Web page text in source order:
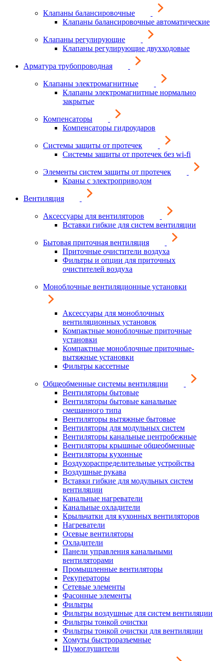
Клапаны балансировочные
Клапаны балансировочные автоматические
Клапаны регулирующие
Клапаны регулирующие двухходовые
Арматура трубопроводная
Клапаны электромагнитные
Клапаны электромагнитные нормально
закрытые
Компенсаторы
Компенсаторы гидроударов
Системы защиты от протечек
Системы защиты от протечек без wi-fi
Элементы систем защиты от протечек
Краны с электроприводом
Вентиляция
Аксессуары для вентиляторов
Вставки гибкие для систем вентиляции
Бытовая приточная вентиляция
Приточные очистители воздуха
Фильтры и опции для приточных
очистителей воздуха
Моноблочные вентиляционные установки
Аксессуары для моноблочных
вентиляционных установок
Компактные моноблочные приточные
установки
Компактные моноблочные приточные-
вытяжные установки
Фильтры кассетные
Общеобменные системы вентиляции
Вентиляторы бытовые
Вентиляторы бытовые канальные
смешанного типа
Вентиляторы вытяжные бытовые
Вентиляторы для модульных систем
Вентиляторы канальные центробежные
Вентиляторы крышные общеобменные
Вентиляторы кухонные
Воздухораспределительные устройства
Воздушные рукава
Вставки гибкие для модульных систем
вентиляции
Канальные нагреватели
Канальные охладители
Крыльчатки для кухонных вентиляторов
Нагреватели
Осевые вентиляторы
Охладители
Панели управления канальными
вентиляторами
Промышленные вентиляторы
Рекуператоры
Сетевые элементы
Фасонные элементы
Фильтры
Фильтры воздушные для систем вентиляции
Фильтры тонкой очистки
Фильтры тонкой очистки для вентиляции
Хомуты быстроразъемные
Шумоглушители